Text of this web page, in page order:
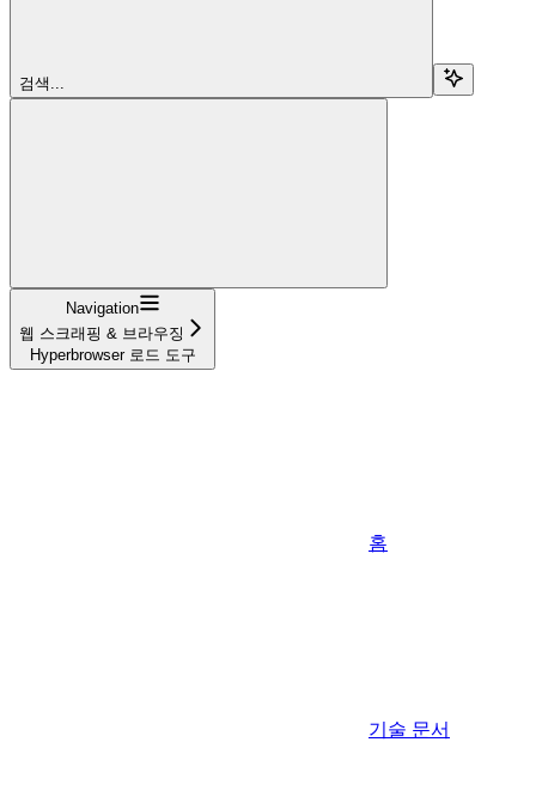
검색...
Navigation
웹 스크래핑 & 브라우징
Hyperbrowser 로드 도구
홈
기술 문서